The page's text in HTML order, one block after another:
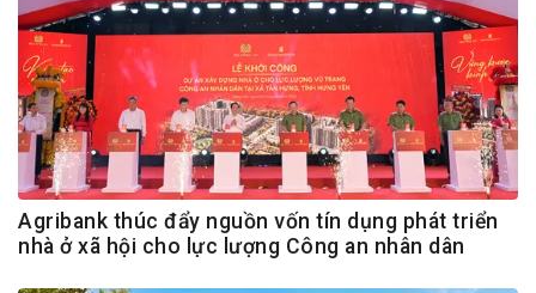
Agribank thúc đẩy nguồn vốn tín dụng phát triển
nhà ở xã hội cho lực lượng Công an nhân dân